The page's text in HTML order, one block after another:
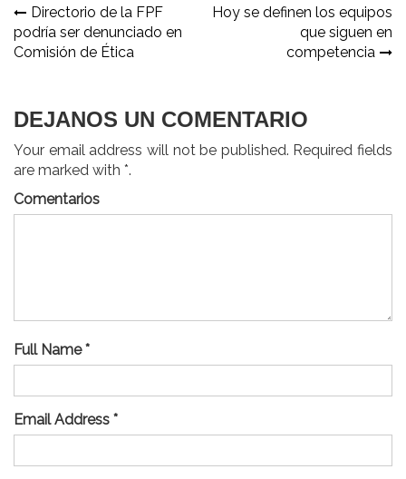
Navegación
de
Directorio de la FPF
podría ser denunciado en
Comisión de Ética
Hoy se definen los equipos
que siguen en
competencia
DEJANOS UN COMENTARIO
Your email address will not be published. Required fields
are marked with *.
Comentarios
Full Name *
Email Address *